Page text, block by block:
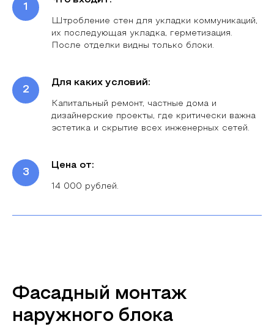
Штробление стен для укладки коммуникаций,
их последующая укладка, герметизация.
После отделки видны только блоки.
Для каких условий:
Капитальный ремонт, частные дома и
дизайнерские проекты, где критически важна
эстетика и скрытие всех инженерных сетей.
Цена от:
14 000 рублей.
Фасадный монтаж
наружного блока
о всех возможных
вариантах установки завесы
учитывая строение Вашего помещения
на ваши предпочтения и бюджет
Перезвонить и согласовать